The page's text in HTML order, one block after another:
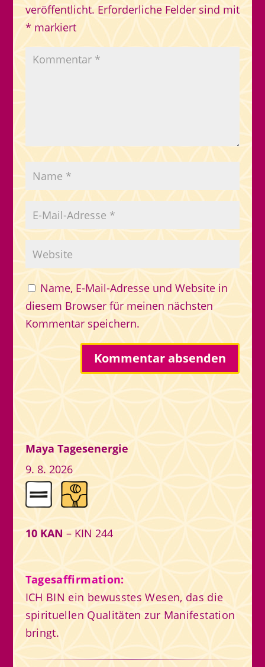
veröffentlicht. Erforderliche Felder sind mit
* markiert
Name, E-Mail-Adresse und Website in
diesem Browser für meinen nächsten
Kommentar speichern.
Maya Tagesenergie
9. 8. 2026
10 KAN – KIN 244
Tagesaffirmation:
ICH BIN ein bewusstes Wesen, das die
spirituellen Qualitäten zur Manifestation
bringt.